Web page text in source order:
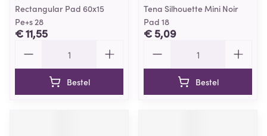
Rectangular Pad 60x15
Pe+s 28
€ 11,55
Bestel
Tena Silhouette Mini Noir
Pad 18
€ 5,09
Bestel